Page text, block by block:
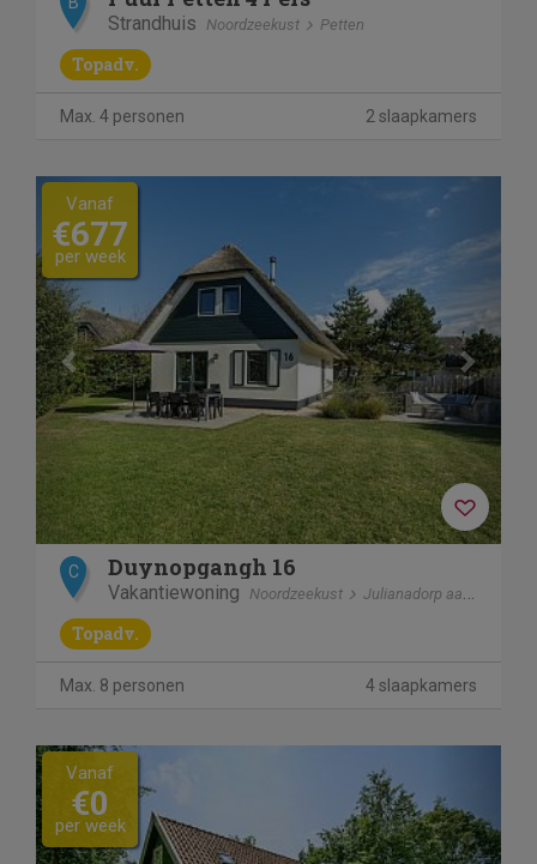
Strandhuis Noordzeekust Petten
Topadv.
Max. 4 personen 2 slaapkamers
Previous
Vanaf
€677
per week
C Duynopgangh 16
Vakantiewoning Noordzeekust Julianadorp aan Zee
Topadv.
Max. 8 personen 4 slaapkamers
Previous
Vanaf
€0
per week